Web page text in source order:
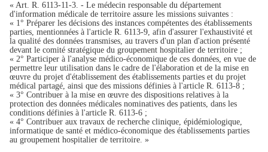
« Art. R. 6113-11-3. - Le médecin responsable du département
d'information médicale de territoire assure les missions suivantes :
« 1° Préparer les décisions des instances compétentes des établissements
parties, mentionnées à l'article R. 6113-9, afin d'assurer l'exhaustivité et
la qualité des données transmises, au travers d'un plan d'action présenté
devant le comité stratégique du groupement hospitalier de territoire ;
« 2° Participer à l'analyse médico-économique de ces données, en vue de
permettre leur utilisation dans le cadre de l'élaboration et de la mise en
œuvre du projet d'établissement des établissements parties et du projet
médical partagé, ainsi que des missions définies à l'article R. 6113-8 ;
« 3° Contribuer à la mise en œuvre des dispositions relatives à la
protection des données médicales nominatives des patients, dans les
conditions définies à l'article R. 6113-6 ;
« 4° Contribuer aux travaux de recherche clinique, épidémiologique,
informatique de santé et médico-économique des établissements parties
au groupement hospitalier de territoire. »